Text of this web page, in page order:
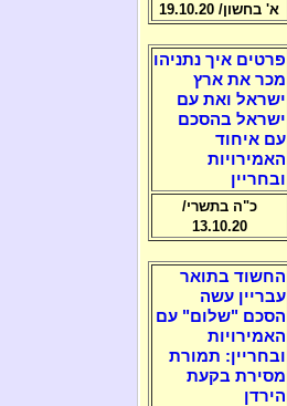
א' בחשון/ 19.10.20
פרטים איך נתניהו
מכר את ארץ
ישראל ואת עם
ישראל בהסכם
עם איחוד
האמירויות
ובחריין
כ"ה בתשרי/
13.10.20
החשוד בתואר
עבריין עשה
הסכם "שלום" עם
האמירויות
ובחריין: תמורת
מסירת בקעת
הירדן